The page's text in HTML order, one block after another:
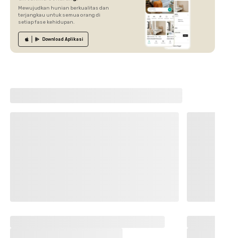
Mewujudkan hunian berkualitas dan
terjangkau untuk semua orang di
setiap fase kehidupan.
Download Aplikasi